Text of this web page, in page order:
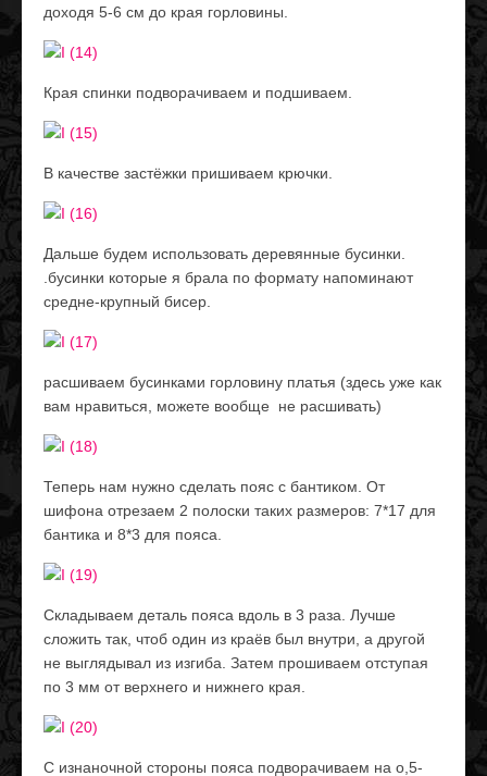
доходя 5-6 см до края горловины.
Края спинки подворачиваем и подшиваем.
В качестве застёжки пришиваем крючки.
Дальше будем использовать деревянные бусинки.
.бусинки которые я брала по формату напоминают
средне-крупный бисер.
расшиваем бусинками горловину платья (здесь уже как
вам нравиться, можете вообще не расшивать)
Теперь нам нужно сделать пояс с бантиком. От
шифона отрезаем 2 полоски таких размеров: 7*17 для
бантика и 8*3 для пояса.
Складываем деталь пояса вдоль в 3 раза. Лучше
сложить так, чтоб один из краёв был внутри, а другой
не выглядывал из изгиба. Затем прошиваем отступая
по 3 мм от верхнего и нижнего края.
С изнаночной стороны пояса подворачиваем на о,5-